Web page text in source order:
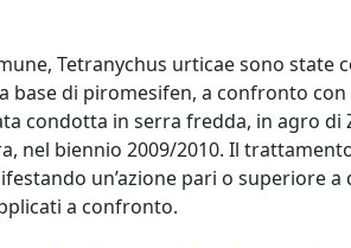
Tetranychus urticae sono state
base di piromesifen, a confronto
condotta in serra fredda, in agro
nel biennio 2009/2010. Il
un’azione pari o superiore
a confronto.